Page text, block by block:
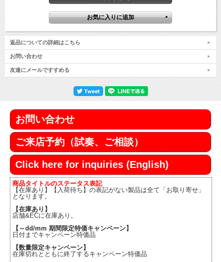
返品についての詳細はこちら
お問い合わせ
友達にメールですすめる
お問い合わせ
ご来店予約（試奏、ご相談）
Click here for inquiries (English)
商品タイトルのステータス表記
【在庫あり】【入荷待ち】の表記がない製品は全て「お取り寄せ」
となります。
【在庫あり】
店舗&ECに在庫あり。
【～dd/mm 期間限定特価キャンペーン】
日付までキャンペーン特価品
【数量限定キャンペーン】
在庫切れとともに終了するキャンペーン特価品